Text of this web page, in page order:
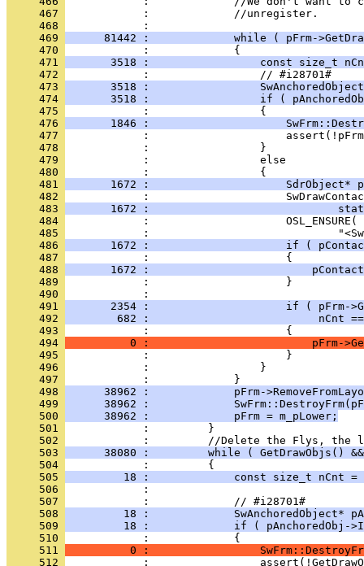
     467
     468
     469
81442 :             while ( pFrm-
     470
     471
3518 :                 const size_t
     472
     473
3518 :
     474
3518 :                 if (
     475
     476
1846 :
     477
     478
     479
     480
     481
1672 :                     SdrObject*
     482
     483
1672 :
     484
     485
     486
1672 :                     if (
     487
     488
1672 :
     489
     490
     491
2354 :                     if ( pFrm-
     492
682 :                          nCnt
     493
     494
0 :                         pFrm-
     495
     496
     497
     498
38962 :             pFrm-
     499
38962 :
     500
      38962 :             pFrm = m_pLower;
     501
     502
     503
38080 :         while ( GetDrawObjs()
     504
     505
18 :             const size_t nCnt =
     506
     507
     508
18 :             SwAnchoredObject*
     509
18 :             if ( pAnchoredObj-
     510
     511
0 :
     512